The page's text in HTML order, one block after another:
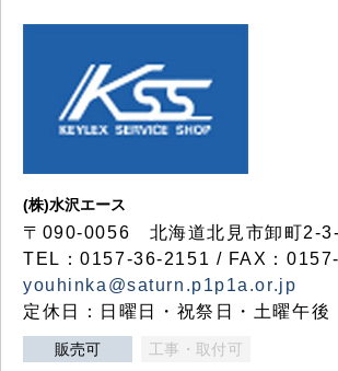
(株)水沢エース
〒090-0056 北海道北見市卸町2-
TEL：0157-36-2151 / FAX：
youhinka@saturn.p1p1a.or.jp
定休日：日曜日・祝祭日・土曜午後
販売可 工事・取付可